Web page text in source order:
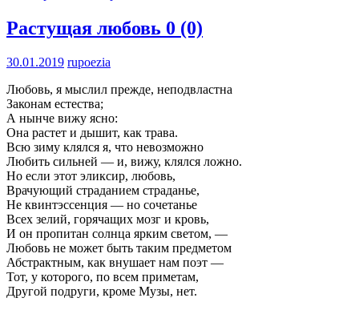
Растущая любовь 0 (0)
30.01.2019 rupoezia
Любовь, я мыслил прежде, неподвластна
Законам естества;
А нынче вижу ясно:
Она растет и дышит, как трава.
Всю зиму клялся я, что невозможно
Любить сильней — и, вижу, клялся ложно.
Но если этот эликсир, любовь,
Врачующий страданием страданье,
Не квинтэссенция — но сочетанье
Всех зелий, горячащих мозг и кровь,
И он пропитан солнца ярким светом, —
Любовь не может быть таким предметом
Абстрактным, как внушает нам поэт —
Тот, у которого, по всем приметам,
Другой подруги, кроме Музы, нет.